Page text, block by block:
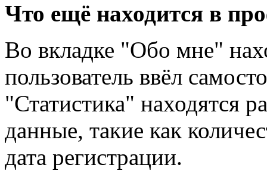
Что ещё находится в
Во вкладке "Обо мне"
пользователь ввёл
"Статистика" находятся
данные, такие как
дата регистрации.